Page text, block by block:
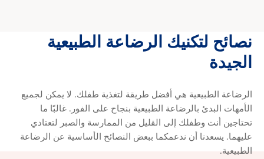
نصائح لتكنيك الرضاعة الطبيعية
الجيدة
الرضاعة الطبيعية هي أفضل طريقة لتغذية طفلك. لا يمكن لجميع
الأمهات البدئ بالرضاعة الطبيعية بنجاح على الفور. غالبًا ما
تحتاجين أنت وطفلك إلى القليل من الممارسة والصبر لتعتادي
عليهما. يسعدنا أن ندعمكما ببعض النصائح الأساسية عن الرضاعة
الطبيعية.